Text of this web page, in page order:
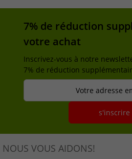
7% de réduction
votre achat
Inscrivez-vous à notre
7% de réduction
Votre adresse
s'inscrire
NOUS VOUS AIDONS!